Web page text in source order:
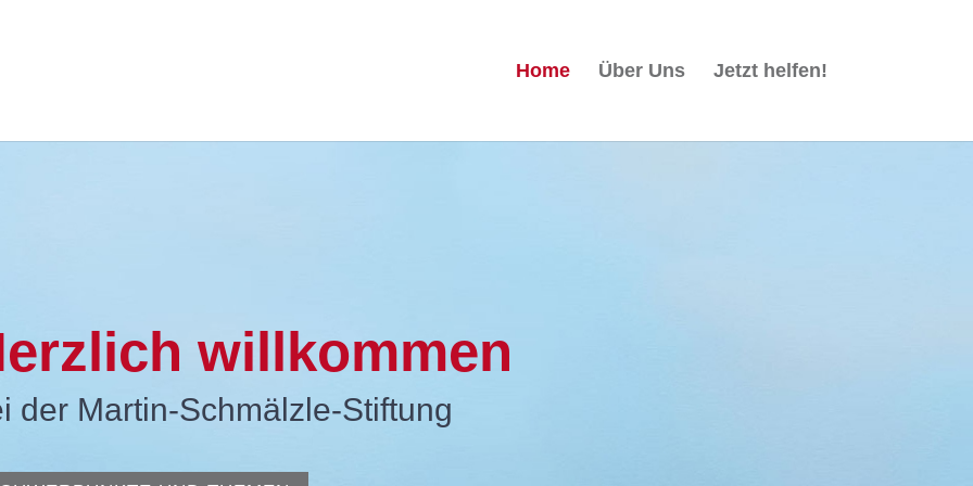
Home Über Uns Jetzt helfen!
willkommen
der Martin-Schmälzle-Stiftung